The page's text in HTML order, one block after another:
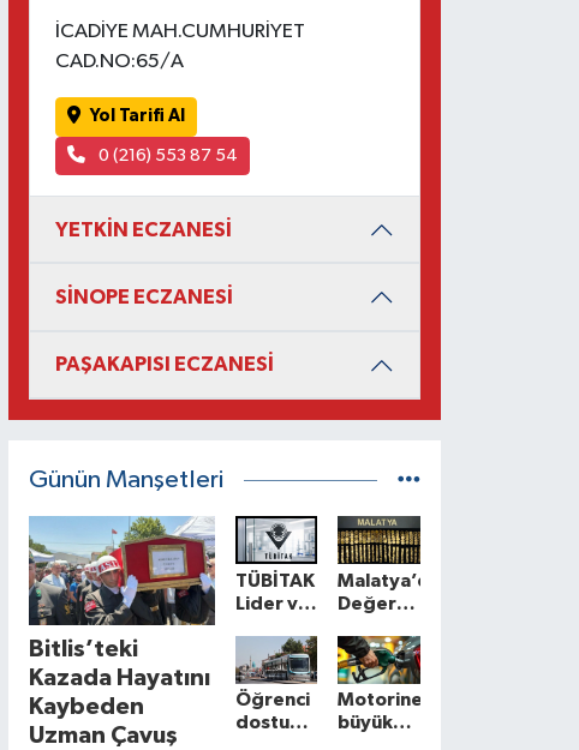
İCADİYE MAH.CUMHURİYET
CAD.NO:65/A
Yol Tarifi Al
0 (216) 553 87 54
YETKİN ECZANESİ
SİNOPE ECZANESİ
PAŞAKAPISI ECZANESİ
Günün Manşetleri
Bitlis’teki
Kazada Hayatını
Kaybeden
Uzman Çavuş
TÜBİTAK
Lider ve
Araştırmacılar
Programı
Sonuçları
Açıklandı
Malatya’da
Değeri
9
Milyonluk
Altın Ele
Geçirildi
Öğrenci
dostu
Motorine
büyük